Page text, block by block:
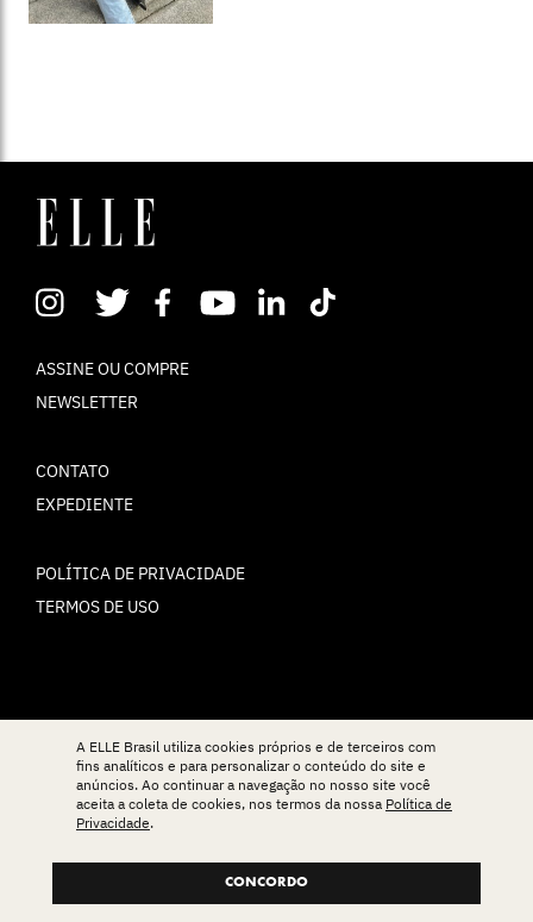
ASSINE OU COMPRE
NEWSLETTER
CONTATO
EXPEDIENTE
POLÍTICA DE PRIVACIDADE
TERMOS DE USO
A ELLE Brasil utiliza cookies próprios e de terceiros com
fins analíticos e para personalizar o conteúdo do site e
anúncios. Ao continuar a navegação no nosso site você
aceita a coleta de cookies, nos termos da nossa Política de
Privacidade.
CONCORDO